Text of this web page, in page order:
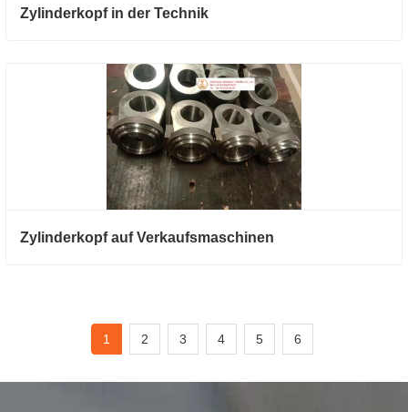
Zylinderkopf in der Technik
Zylinderkopf auf Verkaufsmaschinen
1 2 3 4 5 6